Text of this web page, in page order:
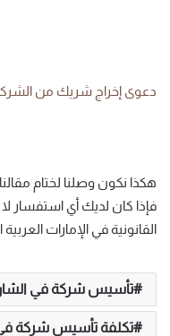
دعوى إخراج شريك من
هكذا نكون وصلنا لختام
القانونية في الإمارات
تأسيس شركة في
تكلفة تأسيس شركة